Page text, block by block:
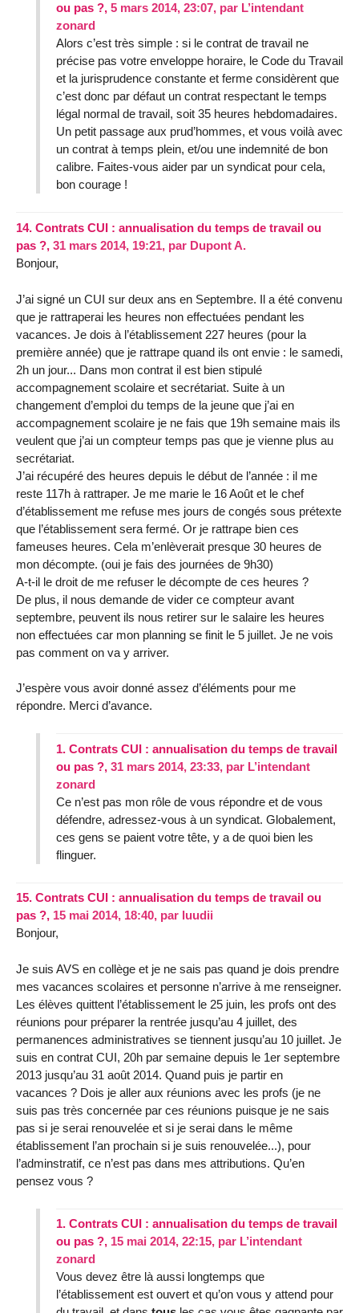
ou pas ?, 5 mars 2014, 23:07, par L’intendant
zonard
Alors c’est très simple : si le contrat de travail ne
précise pas votre enveloppe horaire, le Code du Travail
et la jurisprudence constante et ferme considèrent que
c’est donc par défaut un contrat respectant le temps
légal normal de travail, soit 35 heures hebdomadaires.
Un petit passage aux prud’hommes, et vous voilà avec
un contrat à temps plein, et/ou une indemnité de bon
calibre. Faites-vous aider par un syndicat pour cela,
bon courage !
14. Contrats CUI : annualisation du temps de travail ou
pas ?, 31 mars 2014, 19:21, par Dupont A.
Bonjour,
J’ai signé un CUI sur deux ans en Septembre. Il a été convenu
que je rattraperai les heures non effectuées pendant les
vacances. Je dois à l’établissement 227 heures (pour la
première année) que je rattrape quand ils ont envie : le samedi,
2h un jour... Dans mon contrat il est bien stipulé
accompagnement scolaire et secrétariat. Suite à un
changement d’emploi du temps de la jeune que j’ai en
accompagnement scolaire je ne fais que 19h semaine mais ils
veulent que j’ai un compteur temps pas que je vienne plus au
secrétariat.
J’ai récupéré des heures depuis le début de l’année : il me
reste 117h à rattraper. Je me marie le 16 Août et le chef
d’établissement me refuse mes jours de congés sous prétexte
que l’établissement sera fermé. Or je rattrape bien ces
fameuses heures. Cela m’enlèverait presque 30 heures de
mon décompte. (oui je fais des journées de 9h30)
A-t-il le droit de me refuser le décompte de ces heures ?
De plus, il nous demande de vider ce compteur avant
septembre, peuvent ils nous retirer sur le salaire les heures
non effectuées car mon planning se finit le 5 juillet. Je ne vois
pas comment on va y arriver.
J’espère vous avoir donné assez d’éléments pour me
répondre. Merci d’avance.
1. Contrats CUI : annualisation du temps de travail
ou pas ?, 31 mars 2014, 23:33, par L’intendant
zonard
Ce n’est pas mon rôle de vous répondre et de vous
défendre, adressez-vous à un syndicat. Globalement,
ces gens se paient votre tête, y a de quoi bien les
flinguer.
15. Contrats CUI : annualisation du temps de travail ou
pas ?, 15 mai 2014, 18:40, par luudii
Bonjour,
Je suis AVS en collège et je ne sais pas quand je dois prendre
mes vacances scolaires et personne n’arrive à me renseigner.
Les élèves quittent l’établissement le 25 juin, les profs ont des
réunions pour préparer la rentrée jusqu’au 4 juillet, des
permanences administratives se tiennent jusqu’au 10 juillet. Je
suis en contrat CUI, 20h par semaine depuis le 1er septembre
2013 jusqu’au 31 août 2014. Quand puis je partir en
vacances ? Dois je aller aux réunions avec les profs (je ne
suis pas très concernée par ces réunions puisque je ne sais
pas si je serai renouvelée et si je serai dans le même
établissement l’an prochain si je suis renouvelée...), pour
l’adminstratif, ce n’est pas dans mes attributions. Qu’en
pensez vous ?
1. Contrats CUI : annualisation du temps de travail
ou pas ?, 15 mai 2014, 22:15, par L’intendant
zonard
Vous devez être là aussi longtemps que
l’établissement est ouvert et qu’on vous y attend pour